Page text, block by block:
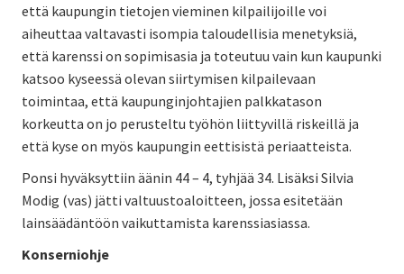
että kaupungin tietojen vieminen kilpailijoille voi
aiheuttaa valtavasti isompia taloudellisia menetyksiä,
että karenssi on sopimisasia ja toteutuu vain kun kaupunki
katsoo kyseessä olevan siirtymisen kilpailevaan
toimintaa, että kaupunginjohtajien palkkatason
korkeutta on jo perusteltu työhön liittyvillä riskeillä ja
että kyse on myös kaupungin eettisistä periaatteista.
Ponsi hyväksyttiin äänin 44 – 4, tyhjää 34. Lisäksi Silvia
Modig (vas) jätti valtuustoaloitteen, jossa esitetään
lainsäädäntöön vaikuttamista karenssiasiassa.
Konserniohje